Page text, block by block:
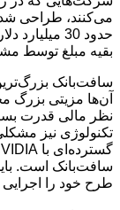
می‌کنند، طراحی
حدود 30
بقیه مبلغ توسط
آن‌ها مزیتی بزرگ
نظر مالی قدرت
سافت‌بانک است.
طرح خود را